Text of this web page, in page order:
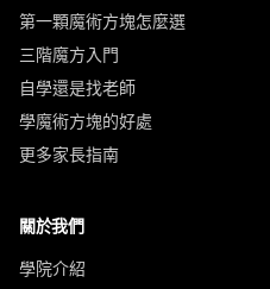
第一顆魔術方塊怎麼選
三階魔方入門
自學還是找老師
學魔術方塊的好處
更多家長指南
關於我們
學院介紹